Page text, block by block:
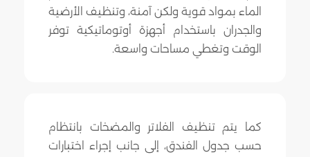
الماء بمواد قوية ولكن آمنة، وتنظيف الأرضية
والجدران باستخدام أجهزة أوتوماتيكية توفر
الوقت وتغطي مساحات واسعة.
كما يتم تنظيف الفلاتر والمضخات بانتظام
حسب جدول الفندق، إلى جانب إجراء اختبارات